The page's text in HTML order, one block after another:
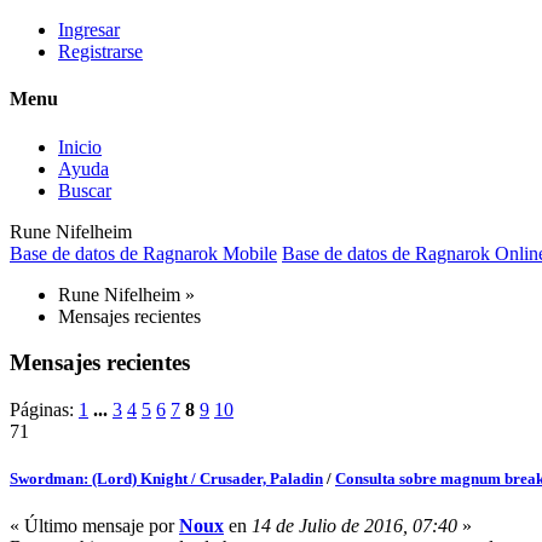
Ingresar
Registrarse
Menu
Inicio
Ayuda
Buscar
Rune Nifelheim
Base de datos de Ragnarok Mobile Base de datos de Ragnarok
Rune Nifelheim »
Mensajes recientes
Mensajes recientes
Páginas: 1 ... 3 4 5 6 7 8 9 10
71
Swordman: (Lord) Knight / Crusader, Paladin / Consulta sobre magnum
« Último mensaje porNoux en 14 de Julio de 2016, 07:40 »